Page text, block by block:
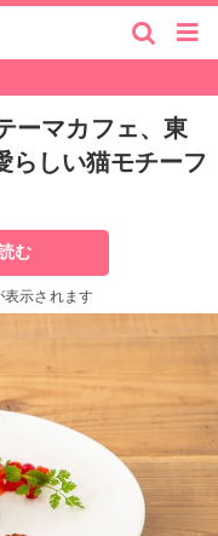
ーマカフェ、東
しい猫モチーフ
む
示されます